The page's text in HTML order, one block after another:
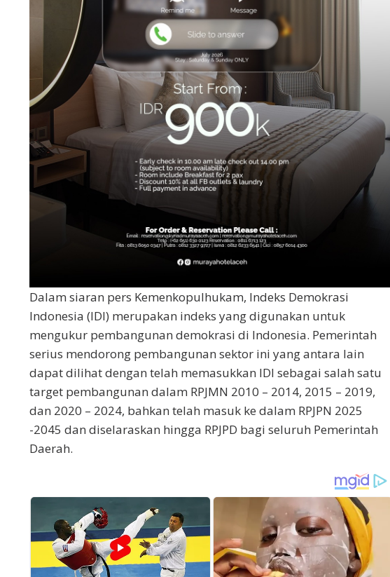
Dalam siaran pers Kemenkopulhukam, Indeks Demokrasi
Indonesia (IDI) merupakan indeks yang digunakan untuk
mengukur pembangunan demokrasi di Indonesia. Pemerintah
serius mendorong pembangunan sektor ini yang antara lain
dapat dilihat dengan telah memasukkan IDI sebagai salah satu
target pembangunan dalam RPJMN 2010 – 2014, 2015 – 2019,
dan 2020 – 2024, bahkan telah masuk ke dalam RPJPN 2025
-2045 dan diselaraskan hingga RPJPD bagi seluruh Pemerintah
Daerah.